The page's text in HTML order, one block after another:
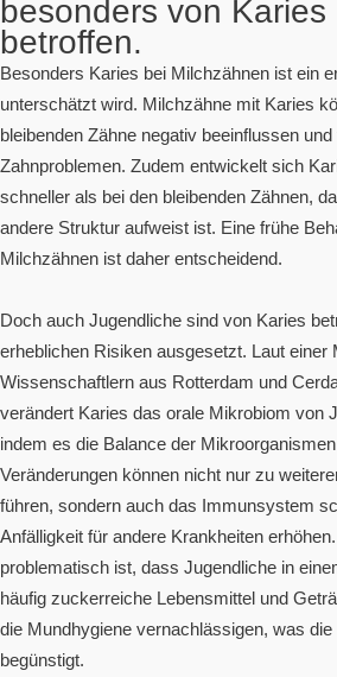
besonders von Karies
betroffen.
Besonders Karies bei Milchzähnen ist ein
unterschätzt wird. Milchzähne mit Karies
bleibenden Zähne negativ beeinflussen
Zahnproblemen. Zudem entwickelt sich
schneller als bei den bleibenden Zähnen,
andere Struktur aufweist ist. Eine frühe
Milchzähnen ist daher entscheidend.
Doch auch Jugendliche sind von Karies
erheblichen Risiken ausgesetzt. Laut einer
Wissenschaftlern aus Rotterdam und
verändert Karies das orale Mikrobiom von
indem es die Balance der
Veränderungen können nicht nur zu
führen, sondern auch das Immunsystem
Anfälligkeit für andere Krankheiten
problematisch ist, dass Jugendliche in
häufig zuckerreiche Lebensmittel und
die Mundhygiene vernachlässigen, was
begünstigt.